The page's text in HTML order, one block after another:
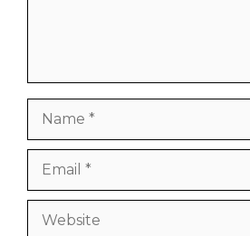
Website